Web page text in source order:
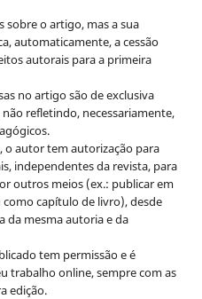
o artigo, mas a sua
automaticamente, a cessão
autorais para a primeira
no artigo são de exclusiva
refletindo, necessariamente,
o autor tem autorização para
independentes da revista, para
outros meios (ex.: publicar em
capítulo de livro), desde
da mesma autoria e da
tem permissão e é
trabalho online, sempre com as
edição.